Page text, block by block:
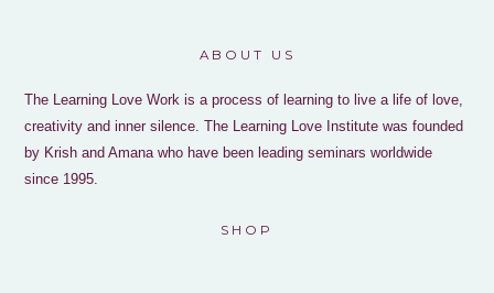
ABOUT US
The Learning Love Work is a process of learning to live a life of love,
creativity and inner silence. The Learning Love Institute was founded
by Krish and Amana who have been leading seminars worldwide
since 1995.
SHOP